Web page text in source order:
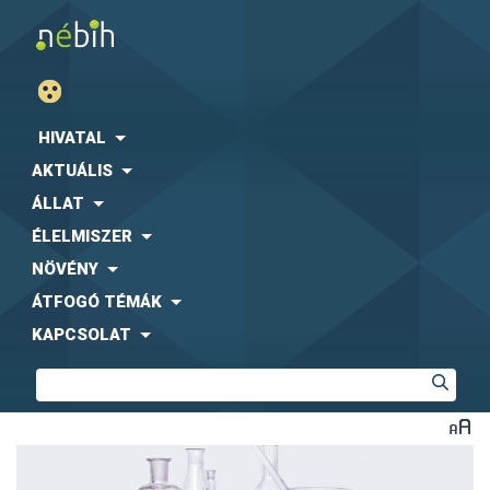
HIVATAL
AKTUÁLIS
ÁLLAT
ÉLELMISZER
NÖVÉNY
ÁTFOGÓ TÉMÁK
KAPCSOLAT